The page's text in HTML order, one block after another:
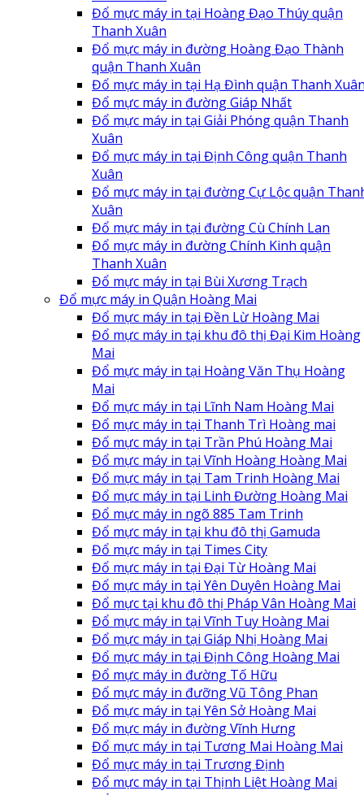
Đổ mực máy in tại Hoàng Đạo Thúy quận
Thanh Xuân
Đổ mực máy in đường Hoàng Đạo Thành
quận Thanh Xuân
Đổ mực máy in tại Hạ Đình quận Thanh
Đổ mực máy in đường Giáp Nhất
Đổ mực máy in tại Giải Phóng quận Thanh
Xuân
Đổ mực máy in tại Định Công quận Thanh
Xuân
Đổ mực máy in tại đường Cự Lộc quận
Xuân
Đổ mực máy in tại đường Cù Chính Lan
Đổ mực máy in đường Chính Kinh quận
Thanh Xuân
Đổ mực máy in tại Bùi Xương Trạch
Đổ mực máy in Quận Hoàng Mai
Đổ mực máy in tại Đền Lừ Hoàng Mai
Đổ mực máy in tại khu đô thị Đại Kim Hoàng
Mai
Đổ mực máy in tại Hoàng Văn Thụ Hoàng
Mai
Đổ mực máy in tại Lĩnh Nam Hoàng Mai
Đổ mực máy in tại Thanh Trì Hoàng mai
Đổ mực máy in tại Trần Phú Hoàng Mai
Đổ mực máy in tại Vĩnh Hoàng Hoàng Mai
Đổ mực máy in tại Tam Trinh Hoàng Mai
Đổ mực máy in tại Linh Đường Hoàng Mai
Đổ mực máy in ngõ 885 Tam Trinh
Đổ mực máy in tại khu đô thị Gamuda
Đổ mực máy in tại Times City
Đổ mực máy in tại Đại Từ Hoàng Mai
Đổ mực máy in tại Yên Duyên Hoàng Mai
Đổ mực tại khu đô thị Pháp Vân Hoàng Mai
Đổ mực máy in tại Vĩnh Tuy Hoàng Mai
Đổ mực máy in tại Giáp Nhị Hoàng Mai
Đổ mực máy in tại Định Công Hoàng Mai
Đổ mực máy in đường Tố Hữu
Đổ mực máy in đưỡng Vũ Tông Phan
Đổ mực máy in tại Yên Sở Hoàng Mai
Đổ mực máy in đường Vĩnh Hưng
Đổ mực máy in tại Tương Mai Hoàng Mai
Đổ mực máy in tại Trương Định
Đổ mực máy in tại Thịnh Liệt Hoàng Mai